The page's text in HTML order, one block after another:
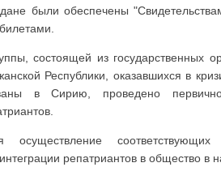
были обеспечены
состоящей из государственных
Республики, оказавшихся в
в Сирию, проведено
осуществление
репатриантов в общество в